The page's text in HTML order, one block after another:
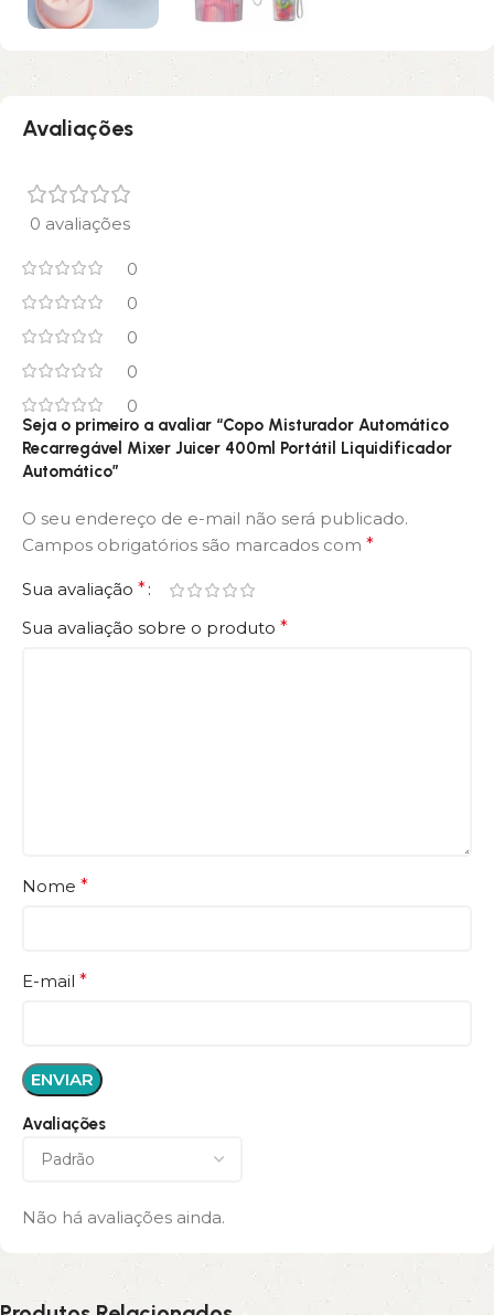
Avaliações
0 avaliações
0
0
0
0
0
Avaliações
Não há avaliações ainda.
Seja o primeiro a avaliar “Copo Misturador Automático
Recarregável Mixer Juicer 400ml Portátil Liquidificador
Automático”
O seu endereço de e-mail não será publicado.
Campos obrigatórios são marcados com *
Sua avaliação *
Sua avaliação sobre o produto *
Nome *
E-mail *